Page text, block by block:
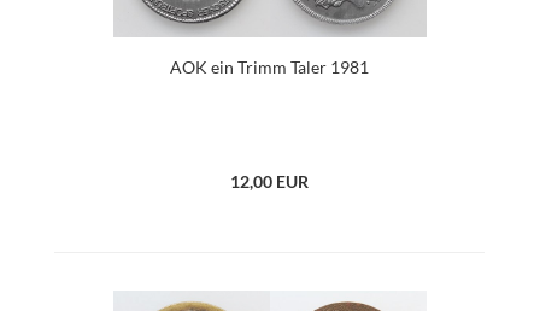
AOK ein Trimm Taler 1981
12,00 EUR